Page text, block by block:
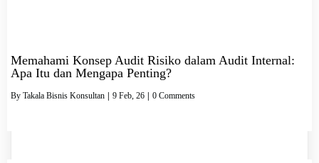
Memahami Konsep Audit Risiko dalam Audit Internal:
Apa Itu dan Mengapa Penting?
By Takala Bisnis Konsultan | 9 Feb, 26 | 0 Comments